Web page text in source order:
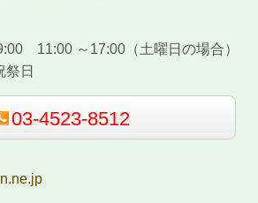
11:00 ～17:00（土曜日の場合）
祭日
03-4523-8512